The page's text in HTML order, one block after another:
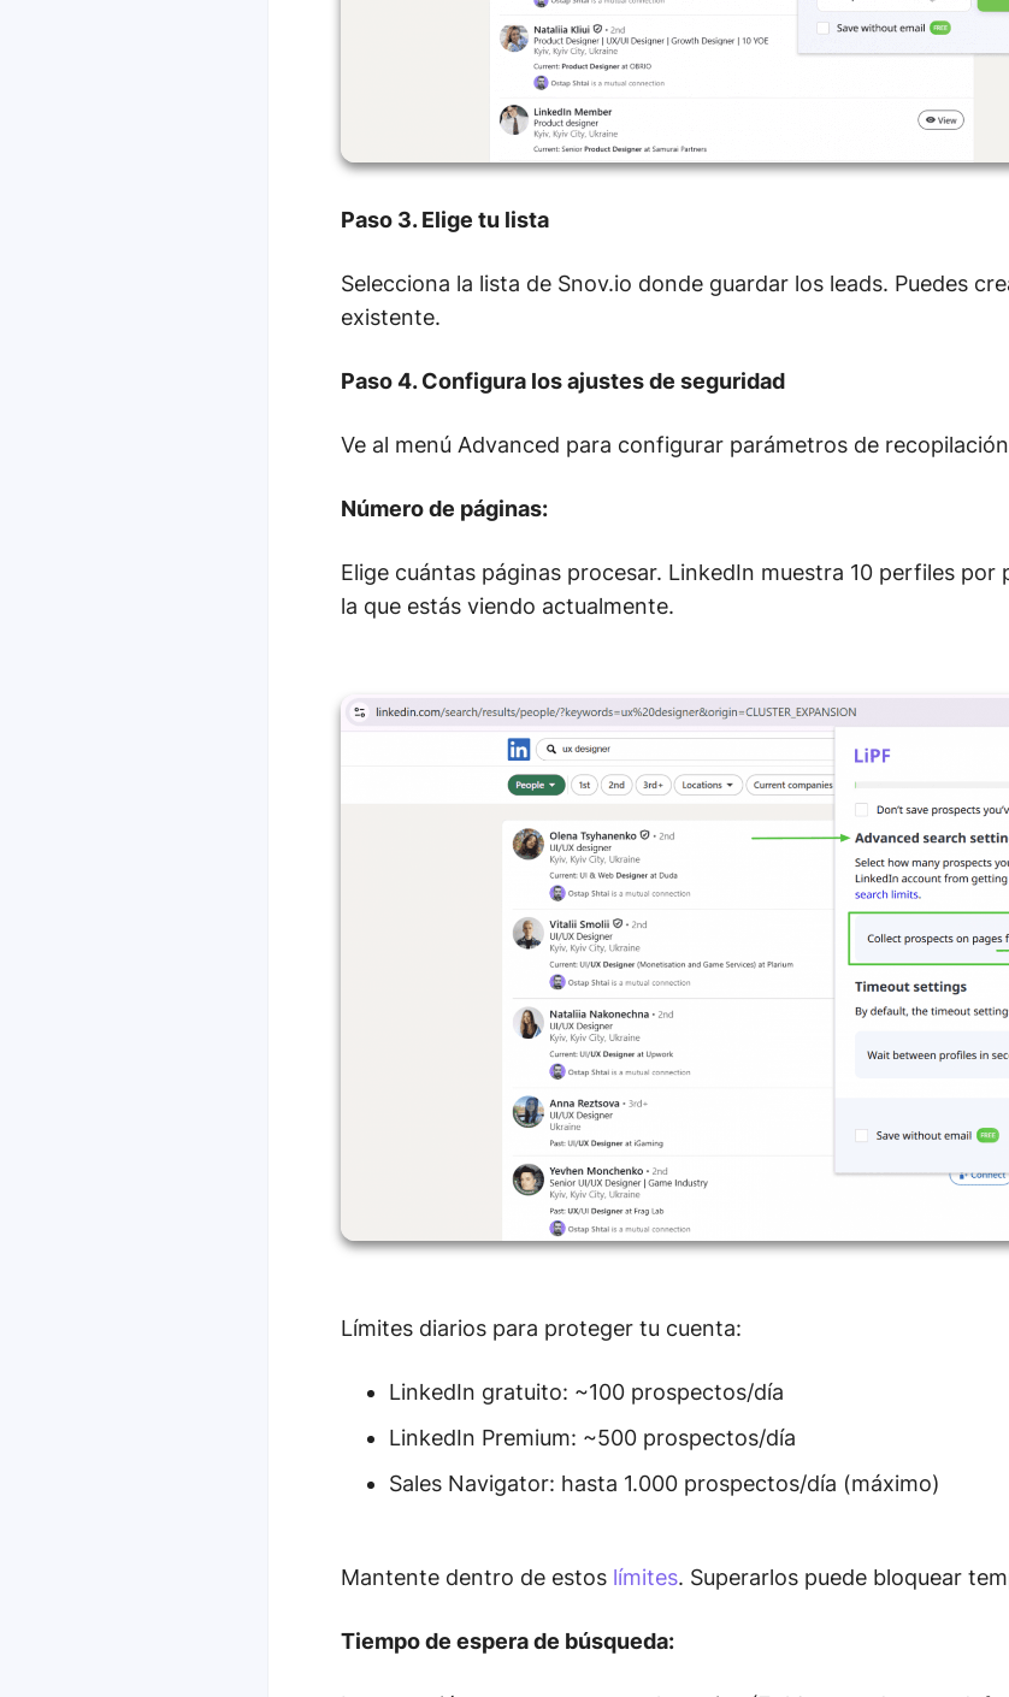
Paso 3. Elige tu lista
Selecciona la lista de Snov.io donde guardar los leads. Puedes
existente.
Paso 4. Configura los ajustes de seguridad
Ve al menú Advanced para configurar parámetros de
Número de páginas:
Elige cuántas páginas procesar. LinkedIn muestra 10 perfiles por
la que estás viendo actualmente.
Límites diarios para proteger tu cuenta:
LinkedIn gratuito: ~100 prospectos/día
LinkedIn Premium: ~500 prospectos/día
Sales Navigator: hasta 1.000 prospectos/día (máximo)
Mantente dentro de estos límites. Superarlos puede bloquear
Tiempo de espera de búsqueda: